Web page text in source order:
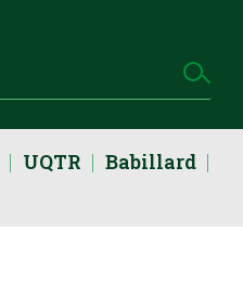
UQTR
Babillard